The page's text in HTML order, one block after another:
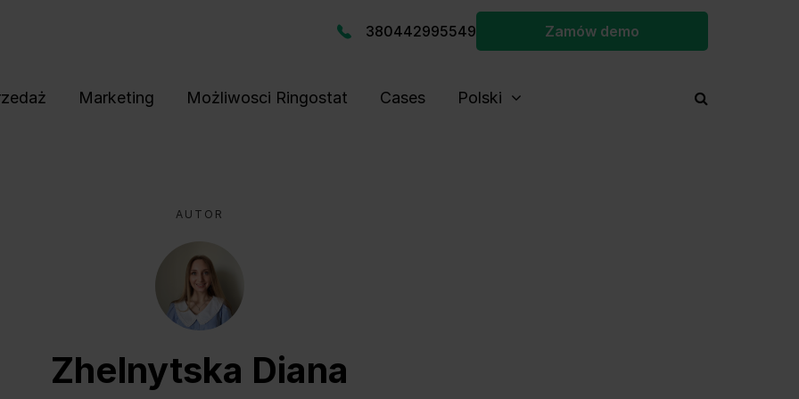
380442995549 Zamów demo
Marketing Możliwosci Ringostat Cases Polski
AUTOR
Zhelnytska Diana